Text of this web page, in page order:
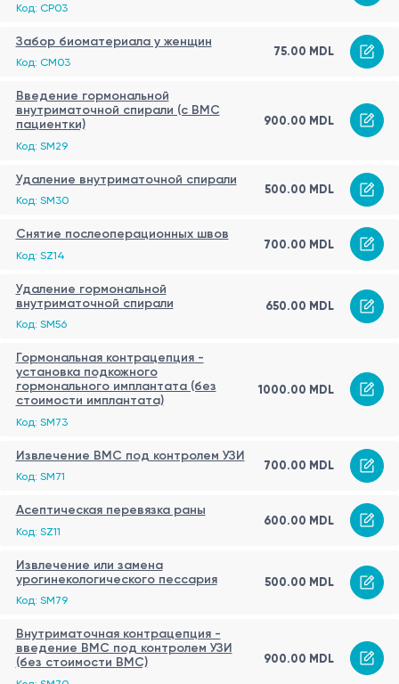
Код: CP03
Забор биоматериала у женщин
Код: CM03
75.00 MDL
Введение гормональной
внутриматочной спирали (c ВМС
пациентки)
Код: SM29
900.00 MDL
Удаление внутриматочной спирали
Код: SM30
500.00 MDL
Снятие послеоперационных швов
Код: SZ14
700.00 MDL
Удаление гормональной
внутриматочной спирали
Код: SM56
650.00 MDL
Гормональная контрацепция -
установка подкожного
гормонального имплантата (без
стоимости имплантата)
Код: SM73
1000.00 MDL
Извлечение ВМС под контролем УЗИ
Код: SM71
700.00 MDL
Асептическая перевязка раны
Код: SZ11
600.00 MDL
Извлечение или замена
урогинекологического пессария
Код: SM79
500.00 MDL
Внутриматочная контрацепция -
введение ВМС под контролем УЗИ
(без стоимости ВМС)
900.00 MDL